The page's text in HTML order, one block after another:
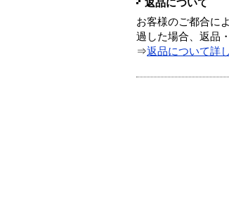
返品について
お客様のご都合に
過した場合、返品
⇒返品について詳